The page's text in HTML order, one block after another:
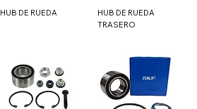
HUB DE RUEDA
HUB DE RUEDA
TRASERO